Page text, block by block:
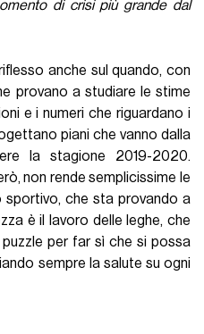
di crisi più grande dal
anche sul quando, con
provano a studiare le stime
e i numeri che riguardano i
piani che vanno dalla
la stagione 2019-2020.
non rende semplicissime le
sportivo, che sta provando a
è il lavoro delle leghe, che
per far sì che si possa
sempre la salute su ogni